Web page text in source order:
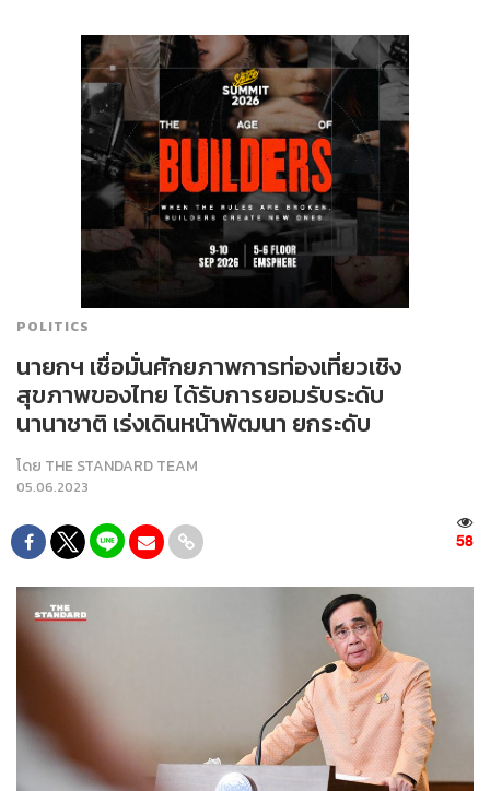
POLITICS
นายกฯ เชื่อมั่นศักยภาพการท่องเที่ยวเชิง
สุขภาพของไทย ได้รับการยอมรับระดับ
นานาชาติ เร่งเดินหน้าพัฒนา ยกระดับ
โดย THE STANDARD TEAM
05.06.2023
58